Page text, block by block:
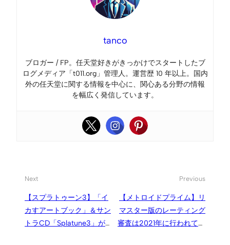
tanco
ブロガー / FP。任天堂好きがきっかけでスタートしたブ
ログメディア「t011.org」管理人。運営歴 10 年以上。国内
外の任天堂に関する情報を中心に、関心ある分野の情報
を幅広く発信しています。
Next
【スプラトゥーン3】「イ
カすアートブック」＆サン
トラCD「Splatune3」が発
Previous
【メトロイドプライム】リ
マスター版のレーティング
審査は2021年に行われてい